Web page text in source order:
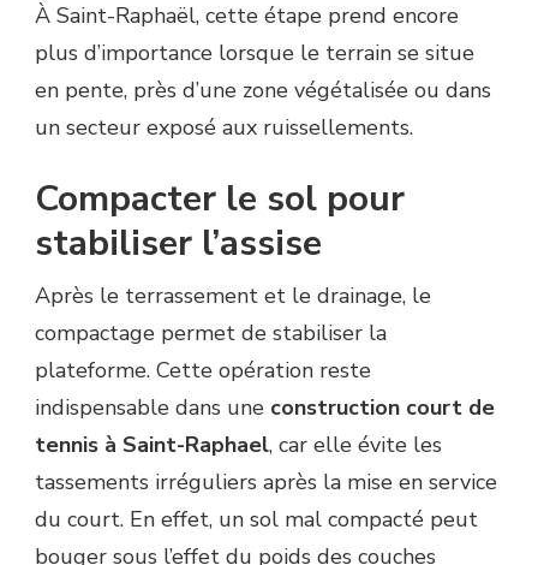
À Saint-Raphaël, cette étape prend encore
plus d’importance lorsque le terrain se situe
en pente, près d’une zone végétalisée ou dans
un secteur exposé aux ruissellements.
Compacter le sol pour
stabiliser l’assise
Après le terrassement et le drainage, le
compactage permet de stabiliser la
plateforme. Cette opération reste
indispensable dans une construction court de
tennis à Saint-Raphael, car elle évite les
tassements irréguliers après la mise en service
du court. En effet, un sol mal compacté peut
bouger sous l’effet du poids des couches